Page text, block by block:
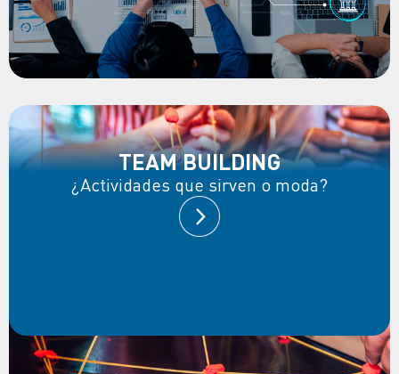
TEAM BUILDING
¿Actividades que sirven o moda?